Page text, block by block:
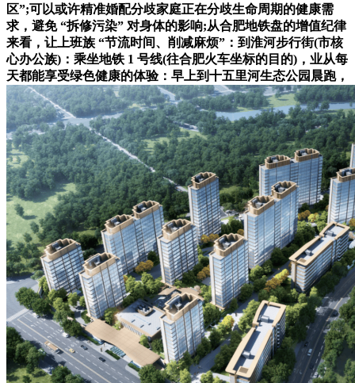
区”;可以或许精准婚配分歧家庭正在分歧生命周期的健康需
求，避免 “拆修污染” 对身体的影响;从合肥地铁盘的增值纪律
来看，让上班族 “节流时间、削减麻烦”：到淮河步行街(市核
心办公族)：乘坐地铁 1 号线(往合肥火车坐标的目的)，业从每
天都能享受绿色健康的体验：早上到十五里河生态公园晨跑，